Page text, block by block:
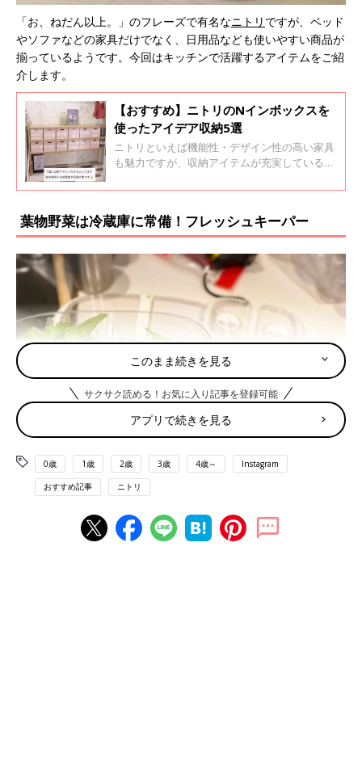
「お、ねだん以上。」のフレーズで有名なニトリ ですが、ベッド
やソファなどの家具だけでなく、日用品なども使いやすい商品が
揃っているようです。今回はキッチンで活躍するアイテムをご紹
介します。
【おすすめ】ニトリのNインボックスを
使ったアイデア収納5選
ニトリといえば機能性・デザイン性の高い家具
も魅力ですが、収納アイテムが充実しているこ
ボックス」は使い勝手がよくSNSでも大人気で
アイデアをご紹介します。
葉物野菜は冷蔵庫に常備！フレッシュキーパー
こちらはニトリのフレッシュキーパー。水切りがセットされてい
このまま続きを見る
サクサク読める！お気に入り記事を登録可能
アプリで続きを見る
0歳 1歳 2歳 3歳 4歳～ Instagram
おすすめ記事 ニトリ